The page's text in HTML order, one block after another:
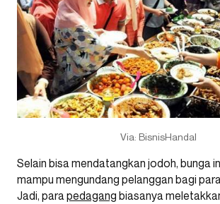
Via: BisnisHandal
Selain bisa mendatangkan jodoh, bunga
mampu mengundang pelanggan bagi
Jadi, parapedagang biasanya